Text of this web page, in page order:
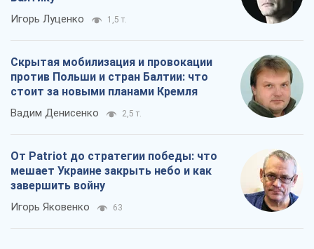
Игорь Луценко 1,5 т.
Скрытая мобилизация и провокации
против Польши и стран Балтии: что
стоит за новыми планами Кремля
Вадим Денисенко 2,5 т.
От Patriot до стратегии победы: что
мешает Украине закрыть небо и как
завершить войну
Игорь Яковенко 63